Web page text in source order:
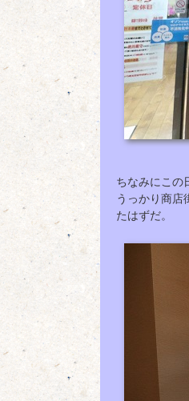
ちなみにこの
うっかり商店
たはずだ。